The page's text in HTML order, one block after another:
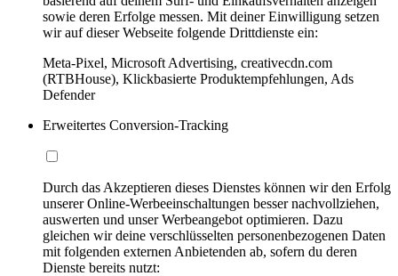
sowie deren Erfolge messen. Mit deiner Einwilligung setzen
wir auf dieser Webseite folgende Drittdienste ein:
Meta-Pixel, Microsoft Advertising, creativecdn.com
(RTBHouse), Klickbasierte Produktempfehlungen, Ads
Defender
Erweitertes Conversion-Tracking
Durch das Akzeptieren dieses Dienstes können wir den Erfolg
unserer Online-Werbeeinschaltungen besser nachvollziehen,
auswerten und unser Werbeangebot optimieren. Dazu
gleichen wir deine verschlüsselten personenbezogenen Daten
mit folgenden externen Anbietenden ab, sofern du deren
Dienste bereits nutzt: